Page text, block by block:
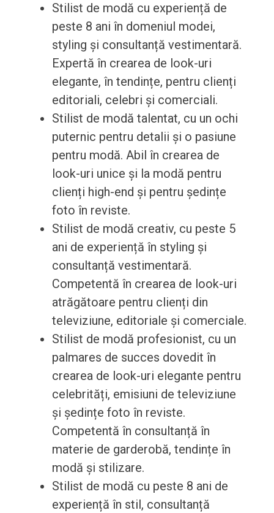
Stilist de modă cu experiență de
peste 8 ani în domeniul modei,
styling și consultanță vestimentară.
Expertă în crearea de look-uri
elegante, în tendințe, pentru clienți
editoriali, celebri și comerciali.
Stilist de modă talentat, cu un ochi
puternic pentru detalii și o pasiune
pentru modă. Abil în crearea de
look-uri unice și la modă pentru
clienți high-end și pentru ședințe
foto în reviste.
Stilist de modă creativ, cu peste 5
ani de experiență în styling și
consultanță vestimentară.
Competentă în crearea de look-uri
atrăgătoare pentru clienți din
televiziune, editoriale și comerciale.
Stilist de modă profesionist, cu un
palmares de succes dovedit în
crearea de look-uri elegante pentru
celebrități, emisiuni de televiziune
și ședințe foto în reviste.
Competentă în consultanță în
materie de garderobă, tendințe în
modă și stilizare.
Stilist de modă cu peste 8 ani de
experiență în stil, consultanță